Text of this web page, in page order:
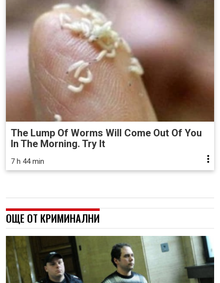
The Lump Of Worms Will Come Out Of You
In The Morning. Try It
7 h 44 min
ОЩЕ ОТ КРИМИНАЛНИ